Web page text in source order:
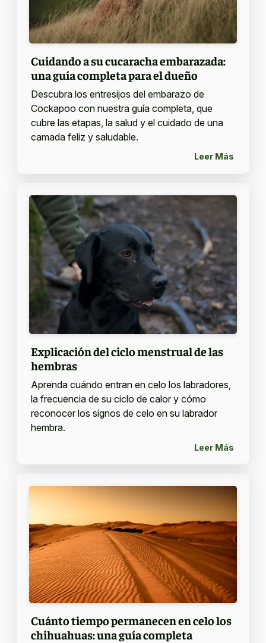
Cuidando a su cucaracha embarazada:
una guía completa para el dueño
Descubra los entresijos del embarazo de
Cockapoo con nuestra guía completa, que
cubre las etapas, la salud y el cuidado de una
camada feliz y saludable.
Leer Más
Explicación del ciclo menstrual de las
hembras
Aprenda cuándo entran en celo los labradores,
la frecuencia de su ciclo de calor y cómo
reconocer los signos de celo en su labrador
hembra.
Leer Más
Cuánto tiempo permanecen en celo los
chihuahuas: una guía completa